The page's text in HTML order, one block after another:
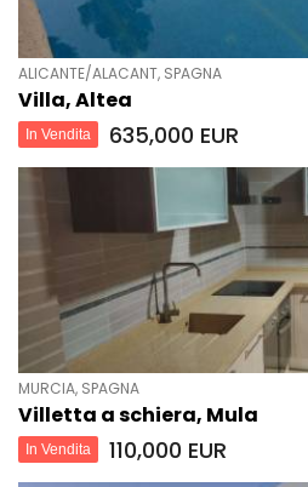
ALICANTE/ALACANT, SPAGNA
Villa, Altea
In Vendita 635,000 EUR
MURCIA, SPAGNA
Villetta a schiera, Mula
In Vendita 110,000 EUR